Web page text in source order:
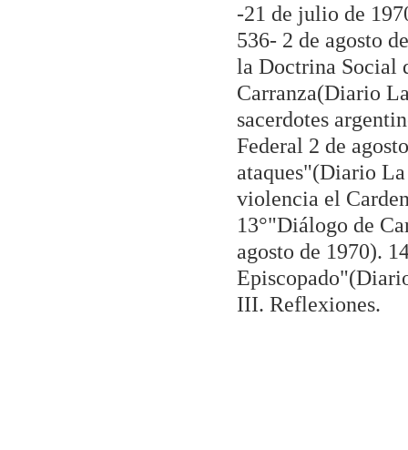
-21 de julio de
536- 2 de agosto
la Doctrina Social
Carranza(Diario
sacerdotes
Federal 2 de
ataques"(Diario
violencia el
13°"Diálogo de
agosto de 1970).
III. Reflexiones.